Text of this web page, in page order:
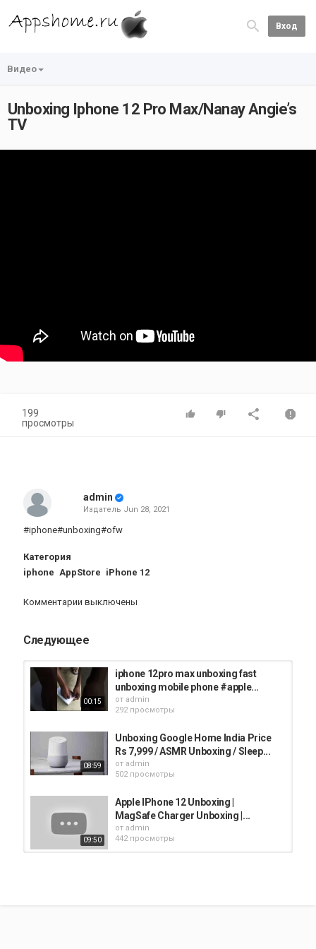
Вход
Видео
Unboxing Iphone 12 Pro Max/Nanay Angie’s
TV
199
просмотры
admin
Издатель Jun 28, 2021
#iphone#unboxing#ofw
Категория
iphone AppStore iPhone 12
Комментарии выключены
Следующее
00:15
iphone 12pro max unboxing fast
unboxing mobile phone #apple...
от admin
292 просмотры
08:59
Unboxing Google Home India Price
Rs 7,999 / ASMR Unboxing / Sleep...
от admin
502 просмотры
09:50
Apple IPhone 12 Unboxing |
MagSafe Charger Unboxing |...
от admin
442 просмотры